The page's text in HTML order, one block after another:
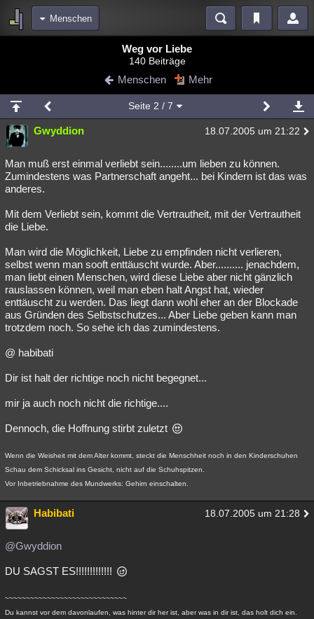
Menschen
Blogs Videos
Chat Wiki Neuigkeiten
meine Rubriken
Menschen Wissenschaft Mystery Kriminalfälle
Spiritualität Verschwörungen Technologie Ufologie
Natur
weitere Rubriken
Philosophie
Astronomie Helpdesk Gruppen Gaming Filme
Musik Clash Verbesserungen Allmystery English
Übersichten
Besucht Teilgenommen Alle Neue
Lesenswert
Weg vor Liebe
140 Beiträge
Menschen Mehr
Seite 2 / 7
Gwyddion 18.07.2005 um 21:22
Man muß erst einmal verliebt sein........um lieben zu können.
Zumindestens was Partnerschaft angeht... bei Kindern ist das was
anderes.
Mit dem Verliebt sein, kommt die Vertrautheit, mit der Vertrautheit
die Liebe.
Man wird die Möglichkeit, Liebe zu empfinden nicht verlieren,
selbst wenn man sooft enttäuscht wurde. Aber.......... jenachdem,
man liebt einen Menschen, wird diese Liebe aber nicht gänzlich
rauslassen können, weil man eben halt Angst hat, wieder
enttäuscht zu werden. Das liegt dann wohl eher an der Blockade
aus Gründen des Selbstschutzes... Aber Liebe geben kann man
trotzdem noch. So sehe ich das zumindestens.
@ habibati
Dir ist halt der richtige noch nicht begegnet...
mir ja auch noch nicht die richtige....
Dennoch, die Hoffnung stirbt zuletzt
Wenn die Weisheit mit dem Alter kommt, steckt die Menschheit noch in den Kinderschuhen
Schau dem Schicksal ins Gesicht, nicht auf die Schuhspitzen.
Vor Inbetriebnahme des Mundwerks: Gehirn einschalten.
Habibati 18.07.2005 um 21:28
@Gwyddion
DU SAGST ES!!!!!!!!!!!!!
~~~~~~~~~~~~~~~~~~~~~~~~~~~~~
Du kannst vor dem davonlaufen, was hinter dir her ist, aber was in dir ist, das holt dich ein.